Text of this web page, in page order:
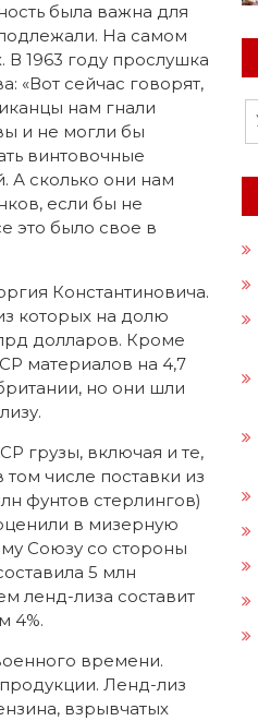
была важна для
На самом
В 1963 году прослушка
«Вот сейчас говорят,
нам гнали
и не могли бы
винтовочные
А сколько они нам
если бы не
это было свое в
Константиновича.
которых на долю
долларов. Кроме
материалов на 4,7
но они шли
грузы, включая и те,
числе поставки из
фунтов стерлингов)
в мизерную
Союзу со стороны
5 млн
ленд-лиза составит
4%.
времени.
Ленд-лиз
взрывчатых